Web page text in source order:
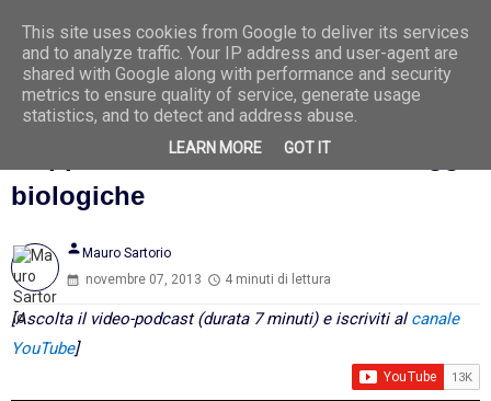
9 Ago
2026
L'approssimazione fa male alle leggi
biologiche
person Mauro Sartorio
novembre 07, 2013
4 minuti di lettura
[Ascolta il video-podcast (durata 7 minuti) e iscriviti alcanale
YouTube]
This site uses cookies from Google to deliver its services
and to analyze traffic. Your IP address and user-agent are
shared with Google along with performance and security
metrics to ensure quality of service, generate usage
statistics, and to detect and address abuse.
LEARN MORE GOT IT